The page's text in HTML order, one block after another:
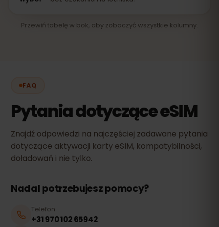
Przewiń tabelę w bok, aby zobaczyć wszystkie kolumny.
FAQ
Pytania dotyczące eSIM
Znajdź odpowiedzi na najczęściej zadawane pytania
dotyczące aktywacji karty eSIM, kompatybilności,
doładowań i nie tylko.
Nadal potrzebujesz pomocy?
Telefon
+31 970 102 65942